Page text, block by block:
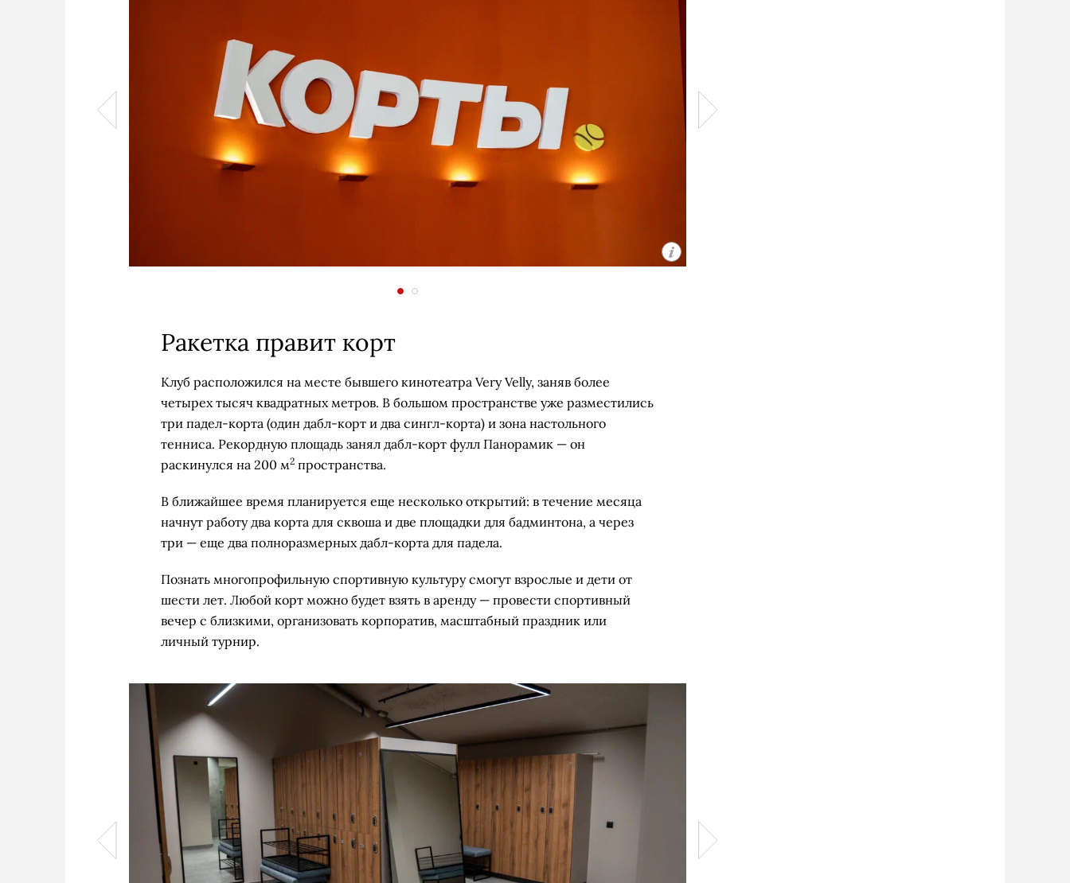
Ракетка правит корт
Клуб расположился на месте бывшего кинотеатра Very Velly, заняв более
четырех тысяч квадратных метров. В большом пространстве уже разместились
три падел-корта (один дабл-корт и два сингл-корта) и зона настольного
тенниса. Рекордную площадь занял дабл-корт фулл Панорамик — он
раскинулся на 200 м2 пространства.
В ближайшее время планируется еще несколько открытий: в течение месяца
начнут работу два корта для сквоша и две площадки для бадминтона, а через
три — еще два полноразмерных дабл-корта для падела.
Познать многопрофильную спортивную культуру смогут взрослые и дети от
шести лет. Любой корт можно будет взять в аренду — провести спортивный
вечер с близкими, организовать корпоратив, масштабный праздник или
личный турнир.